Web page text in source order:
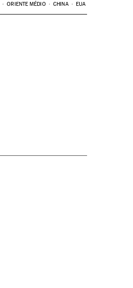
ORIENTE MÉDIO CHINA EUA